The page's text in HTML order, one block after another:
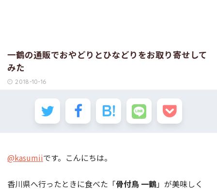
一鶴の通販でおやどりとひなどりをお取り寄せして
みた
2018-10-16
@kasumiiです。こんにちは。
香川県へ行ったときに食べた「骨付鳥 一鶴」が美味しく